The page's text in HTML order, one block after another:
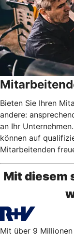
Bieten Sie Ihren
andere:
an Ihr
können auf
Mitarbeitenden
Mit diesem
Mit über 9 Millionen